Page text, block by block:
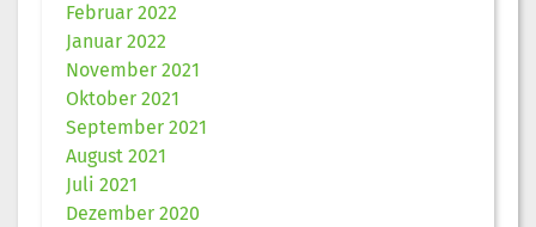
Februar 2022
Januar 2022
November 2021
Oktober 2021
September 2021
August 2021
Juli 2021
Dezember 2020